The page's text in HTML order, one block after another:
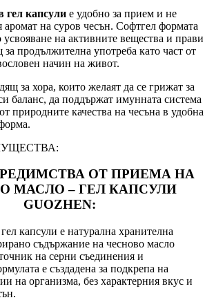
гел капсули е удобно за прием и не
аромат на суров чесън. Софтгел формата
на активните вещества и прави
продължителна употреба като част от
начин на живот.
за хора, които желаят да се грижат за
баланс, да поддържат имунната система
природните качества на чесъна в удобна
ОТ ПРИЕМА НА
МАСЛО – ГЕЛ КАПСУЛИ
GUOZHEN:
капсули е натурална хранителна
съдържание на чесново масло
на серни съединения и
е създадена за подкрепа на
на организма, без характерния вкус и